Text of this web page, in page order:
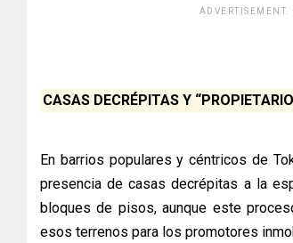
CASAS DECRÉPITAS Y
En barrios populares y céntricos de
presencia de casas decrépitas a la
bloques de pisos, aunque este
esos terrenos para los promotores